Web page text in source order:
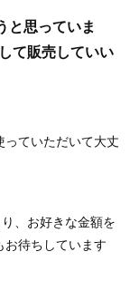
と思っていま
て販売していい
ていただいて大丈
、お好きな金額を
待ちしています